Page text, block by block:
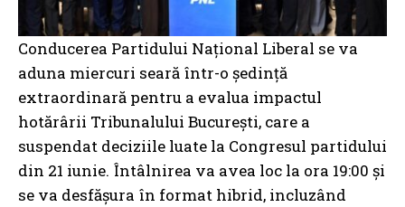
Conducerea Partidului Național Liberal se va
aduna miercuri seară într-o ședință
extraordinară pentru a evalua impactul
hotărârii Tribunalului București, care a
suspendat deciziile luate la Congresul partidului
din 21 iunie. Întâlnirea va avea loc la ora 19:00 și
se va desfășura în format hibrid, incluzând